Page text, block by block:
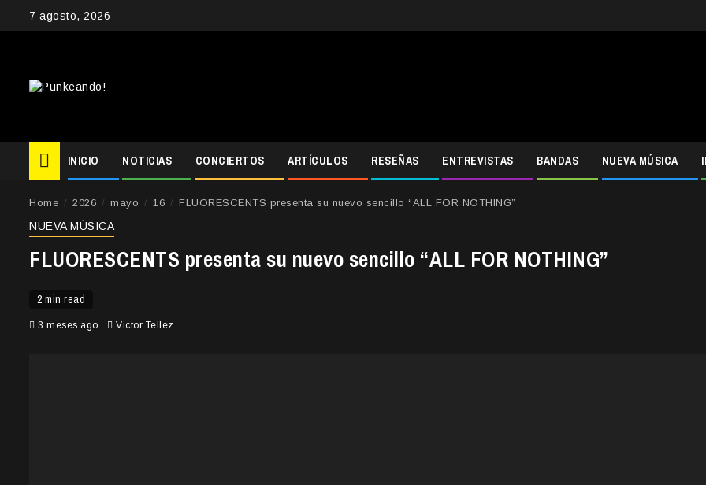
7 agosto, 2026
INICIO NOTICIAS CONCIERTOS ARTÍCULOS RESEÑAS ENTREVISTAS BANDAS NUEVA MÚSICA
Home 2026 mayo 16 FLUORESCENTS presenta su nuevo sencillo “ALL FOR NOTHING”
NUEVA MÚSICA
FLUORESCENTS presenta su nuevo sencillo “ALL FOR NOTHING”
2 min read
3 meses ago Victor Tellez